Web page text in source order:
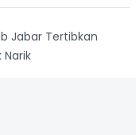
Jabar Tertibkan